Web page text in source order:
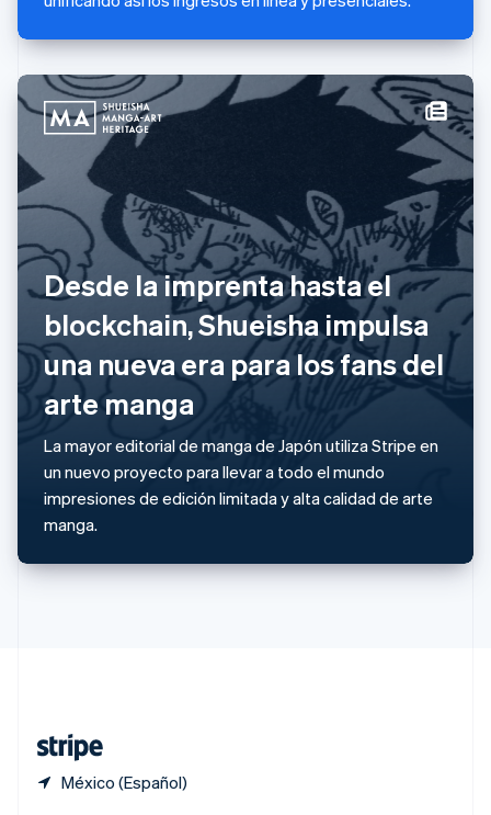
Desde la imprenta hasta el
blockchain, Shueisha impulsa
una nueva era para los fans del
arte manga
La mayor editorial de manga de Japón utiliza Stripe en
un nuevo proyecto para llevar a todo el mundo
impresiones de edición limitada y alta calidad de arte
manga.
México (Español)
Malasia
Malta
English
México
Español English
Noruega
English
Nueva Zelandia
English
Países Bajos
Nederlands English
Polonia
English
Portugal
Português English
RAE de Hong Kong, China
简体中文
Reino Unido
República Checa
English
Rumania
Singapur